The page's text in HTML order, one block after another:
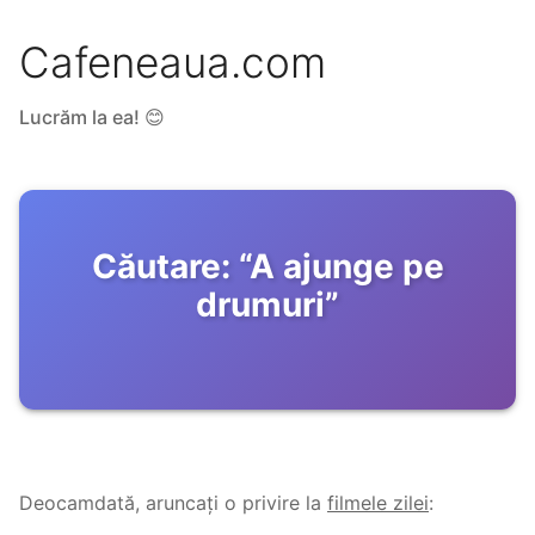
Cafeneaua.com
Lucrăm la ea! 😊
Căutare: “A ajunge pe
drumuri”
Deocamdată, aruncați o privire la filmele zilei: